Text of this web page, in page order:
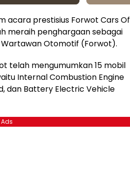
acara prestisius Forwot Cars Of
meraih penghargaan sebagai
Wartawan Otomotif (Forwot).
telah mengumumkan 15 mobil
Internal Combustion Engine
dan Battery Electric Vehicle
Ads